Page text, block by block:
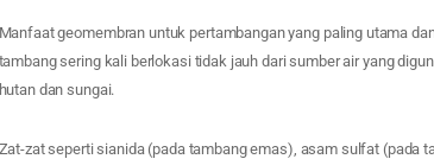
Manfaat geomembran untuk pertambangan yang paling utama
tambang sering kali berlokasi tidak jauh dari sumber air yang
hutan dan sungai.
Zat-zat seperti sianida (pada tambang emas), asam sulfat (pada